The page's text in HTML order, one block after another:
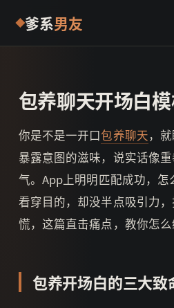
爹系男友
包养聊天开场白
你是不是一开口包养聊天，
暴露意图的滋味，说实话像
气。App上明明匹配成功，
看穿目的，却没半点吸引力
慌，这篇直击痛点，教你怎么
包养开场白的三大致